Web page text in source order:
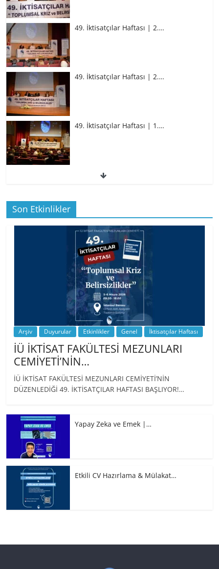
49. İktisatçılar Haftası | 2.…
49. İktisatçılar Haftası | 2.…
49. İktisatçılar Haftası | 1.…
49. İktisatçılar Haftası | 1.…
BİZ İKTİSATLILAR: İÇİMİZDEN BİRİ PROF.
…
Son Etkinlikler
Arşiv Duyurular Etkinlikler Genel İktisatçılar Haftası
İÜ İKTİSAT FAKÜLTESİ MEZUNLARI
CEMİYETİ’NİN…
İÜ İKTİSAT FAKÜLTESİ MEZUNLARI CEMİYETİ’NİN
DÜZENLEDİĞİ 49. İKTİSATÇILAR HAFTASI BAŞLIYOR!…
Yapay Zeka ve Emek |…
Etkili CV Hazırlama & Mülakat…